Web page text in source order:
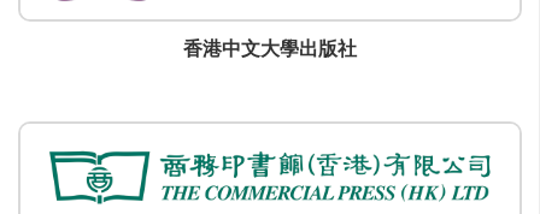
香港中文大學出版社